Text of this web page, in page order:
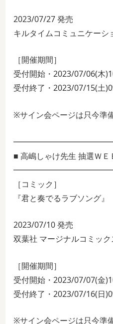
2023/07/27 発売
キルタイムコミュニケーシ
［開催期間］
受付開始・2023/07/06(木
受付終了・2023/07/15(土
※サイン会ページは只今準
■ 高嶋しゃけ先生 抽選ＷＥ
［コミック］
『君と奏でるラブソング』
2023/07/10 発売
双葉社 マージナルコミック
［開催期間］
受付開始・2023/07/07(金
受付終了・2023/07/16(日
※サイン会ページは只今準